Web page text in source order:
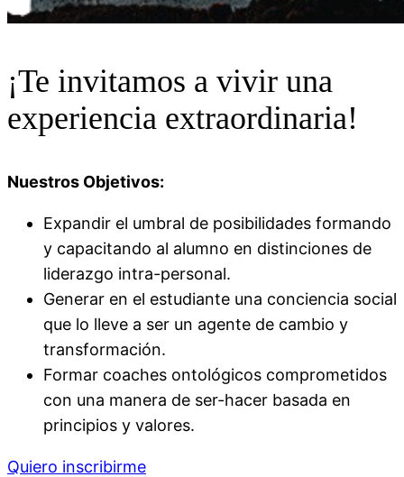
¡Te invitamos a vivir una
experiencia extraordinaria!
Nuestros Objetivos:
Expandir el umbral de posibilidades formando
y capacitando al alumno en distinciones de
liderazgo intra-personal.
Generar en el estudiante una conciencia social
que lo lleve a ser un agente de cambio y
transformación.
Formar coaches ontológicos comprometidos
con una manera de ser-hacer basada en
principios y valores.
Quiero inscribirme